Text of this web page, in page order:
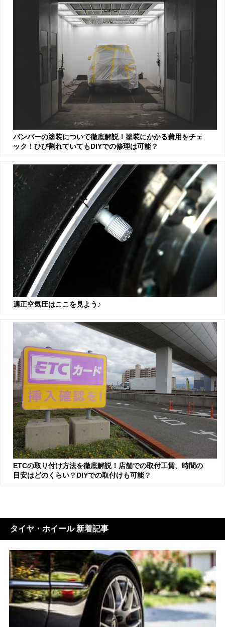
バンパーの塗装について徹底解説！塗装にかかる費用をチェ
ック！ひび割れていてもDIYでの修理は可能？
適正空気圧はここを見よう♪
ETCの取り付け方法を徹底解説！店舗での取付工賃、時間の
目安はどのくらい？DIYでの取付けも可能？
タイヤ・ホイール 新着記事